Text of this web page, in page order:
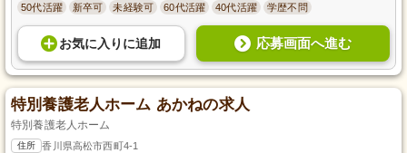
50代活躍 新卒可 未経験可 60代活躍 40代活躍 学歴不問
お気に入り に追加 応募画面へ進む
特別養護老人ホーム あかねの求人
特別養護老人ホーム
住所 香川県高松市西町4-1